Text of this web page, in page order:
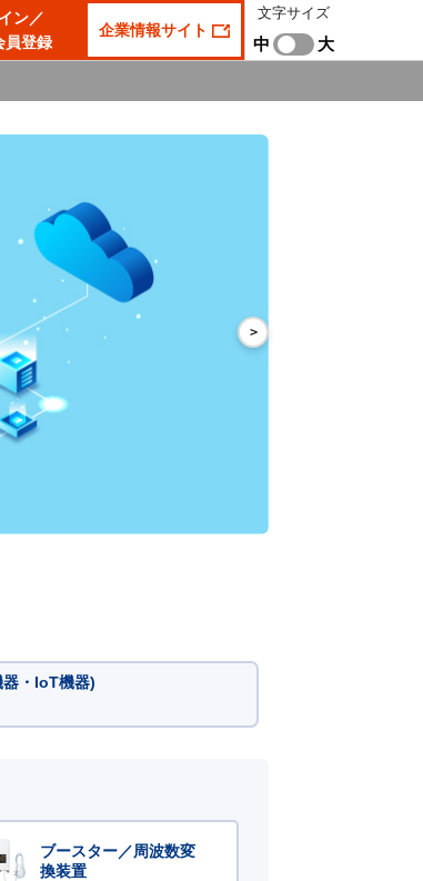
ン／
員登録
企業情報サイト
文字サイズ
中 大
・IoT機器)
ブースター／周波数変
換装置